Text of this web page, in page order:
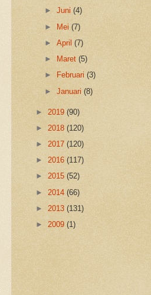
►Juni(4)
► Mei(7)
►April(7)
►
Maret(5)
►
Februari(3)
►Januari(8)
► 2019 (90)
► 2018 (120)
► 2017 (120)
► 2016 (117)
► 2015 (52)
► 2014 (66)
► 2013 (131)
► 2009 (1)